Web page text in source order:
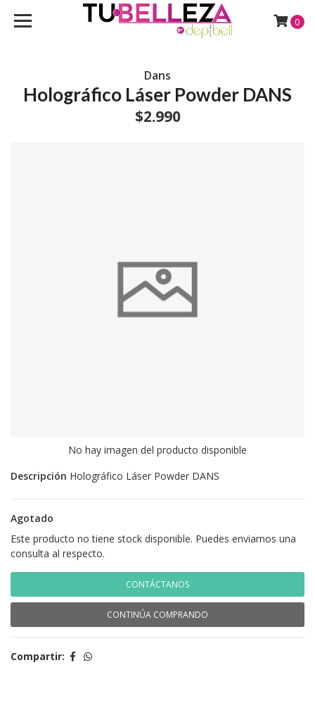
0
Dans
Holográfico Láser Powder DANS
$2.990
No hay imagen del producto disponible
Descripción Holográfico Láser Powder DANS
Agotado
Este producto no tiene stock disponible. Puedes enviarnos una
consulta al respecto.
CONTÁCTANOS
CONTINÚA COMPRANDO
Compartir: